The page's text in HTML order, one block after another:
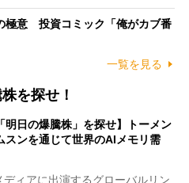
極意 投資コミック「俺がカブ番
一覧を見る
を探せ！
明日の爆騰株」を探せ】トーメン
スンを通じて世界のAIメモリ需
ィアに出演するグローバルリン